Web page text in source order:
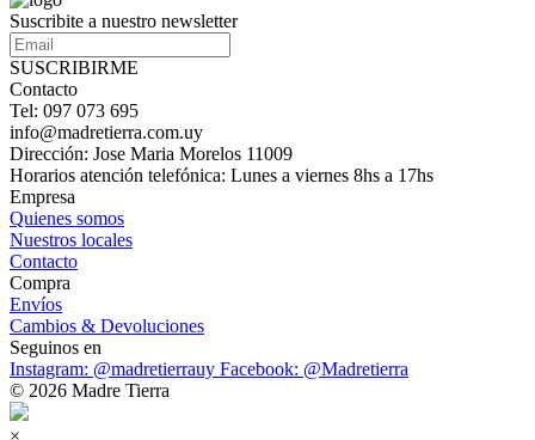
Suscribite a nuestro newsletter
SUSCRIBIRME
Contacto
Tel: 097 073 695
info@madretierra.com.uy
Dirección: Jose Maria Morelos 11009
Horarios atención telefónica: Lunes a viernes 8hs a 17hs
Empresa
Quienes somos
Nuestros locales
Contacto
Compra
Envíos
Cambios & Devoluciones
Seguinos en
Instagram: @madretierrauy Facebook: @Madretierra
© 2026 Madre Tierra
×